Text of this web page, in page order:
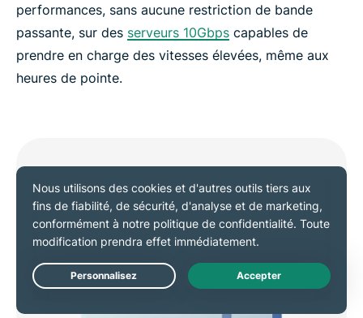
performances, sans aucune restriction de bande
passante, sur des serveurs 10Gbps capables de
prendre en charge des vitesses élevées, même aux
heures de pointe.
Live Chat